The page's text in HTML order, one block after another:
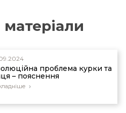
матеріали
проблема курки та
– пояснення